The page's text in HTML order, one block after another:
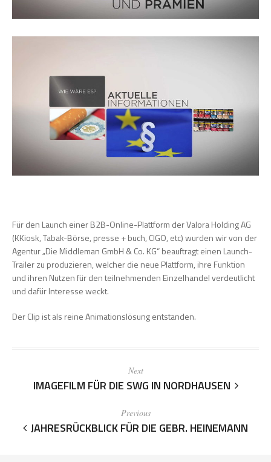
Für den Launch einer B2B-Online-Plattform der Valora Holding AG
(KKiosk, Tabak-Börse, presse + buch, CIGO, etc) wurden wir von der
Agentur „Die Middleman GmbH & Co. KG“ beauftragt einen Launch-
Trailer zu produzieren, welcher die neue Plattform, ihre Funktion
und ihren Nutzen für den teilnehmenden Einzelhandel verdeutlicht
und dafür Interesse weckt.
Der Clip ist als reine Animationslösung entstanden.
Next
IMAGEFILM FÜR DIE SWG IN NORDHAUSEN
Previous
JAHRESRÜCKBLICK FÜR DIE GEBR. HEINEMANN